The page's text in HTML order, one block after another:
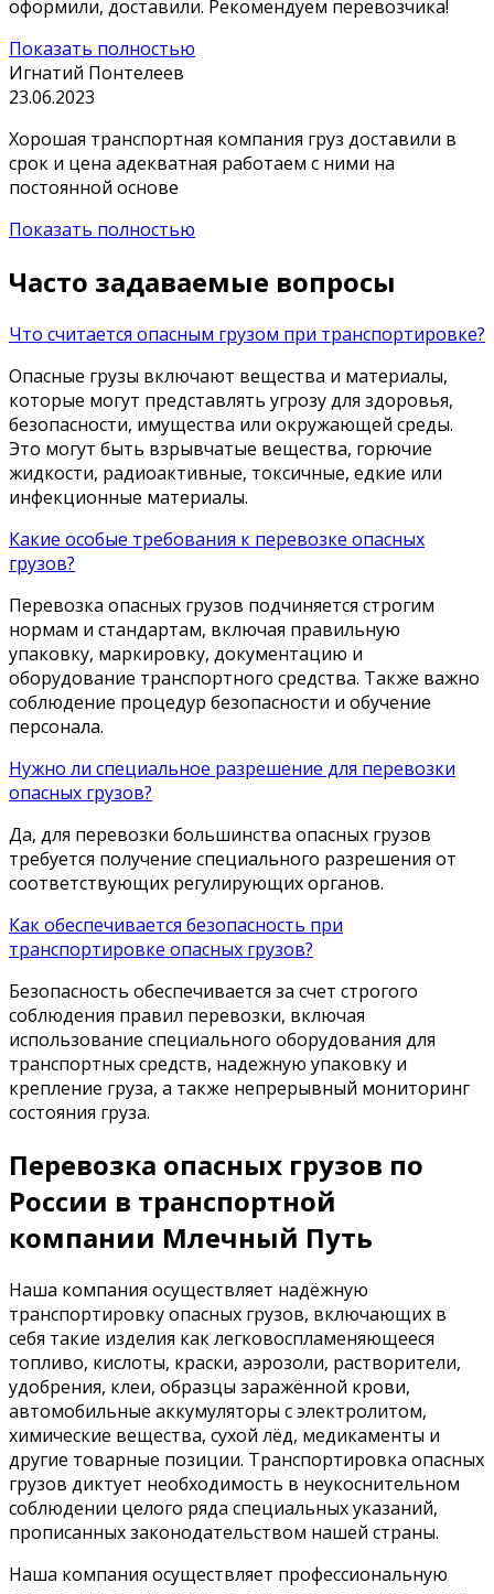
оформили, доставили. Рекомендуем перевозчика!
Показать полностью
Игнатий Понтелеев
23.06.2023
Хорошая транспортная компания груз доставили в
срок и цена адекватная работаем с ними на
постоянной основе
Показать полностью
Часто задаваемые вопросы
Что считается опасным грузом при транспортировке?
Опасные грузы включают вещества и материалы,
которые могут представлять угрозу для здоровья,
безопасности, имущества или окружающей среды.
Это могут быть взрывчатые вещества, горючие
жидкости, радиоактивные, токсичные, едкие или
инфекционные материалы.
Какие особые требования к перевозке опасных
грузов?
Перевозка опасных грузов подчиняется строгим
нормам и стандартам, включая правильную
упаковку, маркировку, документацию и
оборудование транспортного средства. Также важно
соблюдение процедур безопасности и обучение
персонала.
Нужно ли специальное разрешение для перевозки
опасных грузов?
Да, для перевозки большинства опасных грузов
требуется получение специального разрешения от
соответствующих регулирующих органов.
Как обеспечивается безопасность при
транспортировке опасных грузов?
Безопасность обеспечивается за счет строгого
соблюдения правил перевозки, включая
использование специального оборудования для
транспортных средств, надежную упаковку и
крепление груза, а также непрерывный мониторинг
состояния груза.
Перевозка опасных грузов по
России в транспортной
компании Млечный Путь
Наша компания осуществляет надёжную
транспортировку опасных грузов, включающих в
себя такие изделия как легковоспламеняющееся
топливо, кислоты, краски, аэрозоли, растворители,
удобрения, клеи, образцы заражённой крови,
автомобильные аккумуляторы с электролитом,
химические вещества, сухой лёд, медикаменты и
другие товарные позиции. Транспортировка опасных
грузов диктует необходимость в неукоснительном
соблюдении целого ряда специальных указаний,
прописанных законодательством нашей страны.
Наша компания осуществляет профессиональную